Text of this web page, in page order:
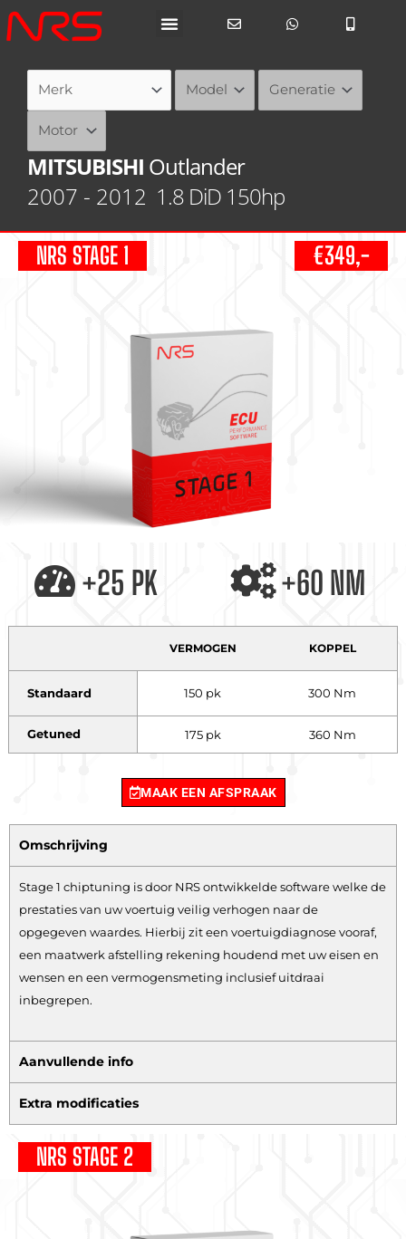
Ga
naar
MITSUBISHI Outlander
2007 - 2012 1.8 DiD 150hp
NRS STAGE 1 €349,-
+25 PK +60 NM
VERMOGEN KOPPEL
Standaard 150 pk 300 Nm
Getuned 175 pk 360 Nm
MAAK EEN AFSPRAAK
Omschrijving
Stage 1 chiptuning is door NRS ontwikkelde software welke de
prestaties van uw voertuig veilig verhogen naar de
opgegeven waardes. Hierbij zit een voertuigdiagnose vooraf,
een maatwerk afstelling rekening houdend met uw eisen en
wensen en een vermogensmeting inclusief uitdraai
inbegrepen.
Aanvullende info
Extra modificaties
NRS STAGE 2